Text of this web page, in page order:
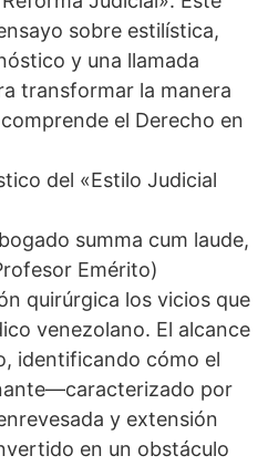
sobre estilística,
y una llamada
transformar la manera
el Derecho en
del «Estilo Judicial
summa cum laude,
Emérito)
quirúrgica los vicios que
venezolano. El alcance
identificando cómo el
por
y extensión
en un obstáculo